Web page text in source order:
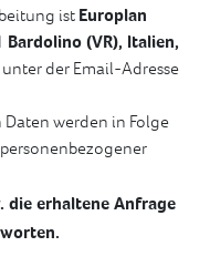
ist Europlan
(VR), Italien,
unter der Email-Adresse
werden in Folge
die erhaltene Anfrage